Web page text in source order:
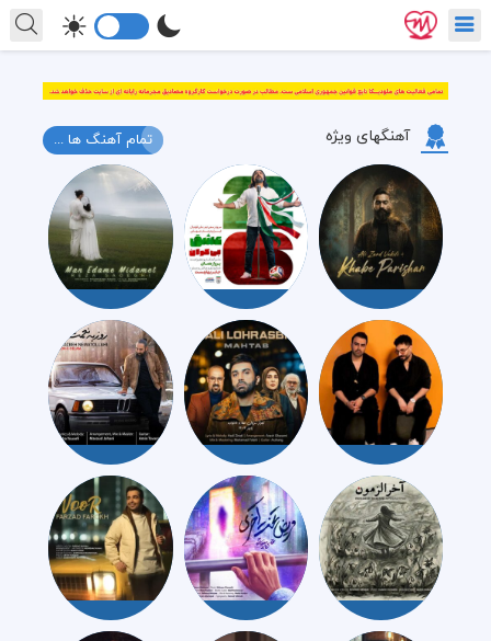
آهنگهای ویژه تمام آهنگ ها ...